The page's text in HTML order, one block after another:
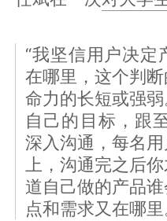
“我坚信用户决定
在哪里，这个判
命力的长短或强
自己的目标，跟
深入沟通，每名
上，沟通完之后
道自己做的产品
点和需求又在哪里